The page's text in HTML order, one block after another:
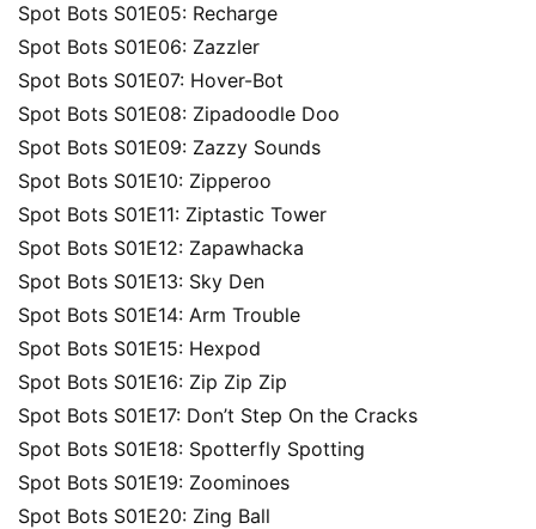
Spot Bots S01E05: Recharge
Spot Bots S01E06: Zazzler
Spot Bots S01E07: Hover-Bot
Spot Bots S01E08: Zipadoodle Doo
Spot Bots S01E09: Zazzy Sounds
Spot Bots S01E10: Zipperoo
Spot Bots S01E11: Ziptastic Tower
Spot Bots S01E12: Zapawhacka
Spot Bots S01E13: Sky Den
Spot Bots S01E14: Arm Trouble
Spot Bots S01E15: Hexpod
Spot Bots S01E16: Zip Zip Zip
Spot Bots S01E17: Don’t Step On the Cracks
Spot Bots S01E18: Spotterfly Spotting
Spot Bots S01E19: Zoominoes
Spot Bots S01E20: Zing Ball